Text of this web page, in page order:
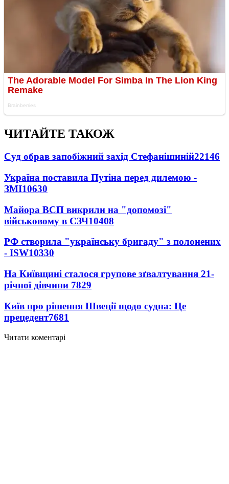
ЧИТАЙТЕ ТАКОЖ
Суд обрав запобіжний захід Стефанішиній22146
Україна поставила Путіна перед дилемою -
ЗМІ10630
Майора ВСП викрили на "допомозі"
військовому в СЗЧ10408
РФ створила "українську бригаду" з полонених
- ISW10330
На Київщині сталося групове зґвалтування 21-
річної дівчини 7829
Київ про рішення Швеції щодо судна: Це
прецедент7681
Читати коментарі